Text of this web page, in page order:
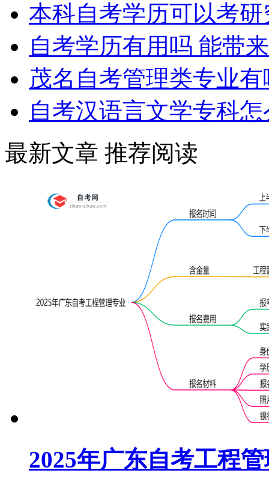
本科自考学历可以考
自考学历有用吗 能带
茂名自考管理类专业
自考汉语言文学专科
最新文章 推荐阅读
2025年广东自考工程